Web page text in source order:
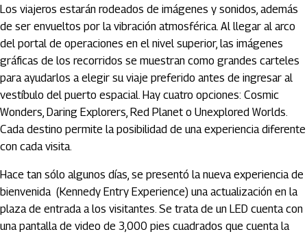
Los viajeros estarán rodeados de imágenes y sonidos, además
de ser envueltos por la vibración atmosférica. Al llegar al arco
del portal de operaciones en el nivel superior, las imágenes
gráficas de los recorridos se muestran como grandes carteles
para ayudarlos a elegir su viaje preferido antes de ingresar al
vestíbulo del puerto espacial. Hay cuatro opciones: Cosmic
Wonders, Daring Explorers, Red Planet o Unexplored Worlds.
Cada destino permite la posibilidad de una experiencia diferente
con cada visita.
Hace tan sólo algunos días, se presentó la nueva experiencia de
bienvenida (Kennedy Entry Experience) una actualización en la
plaza de entrada a los visitantes. Se trata de un LED cuenta con
una pantalla de video de 3,000 pies cuadrados que cuenta la